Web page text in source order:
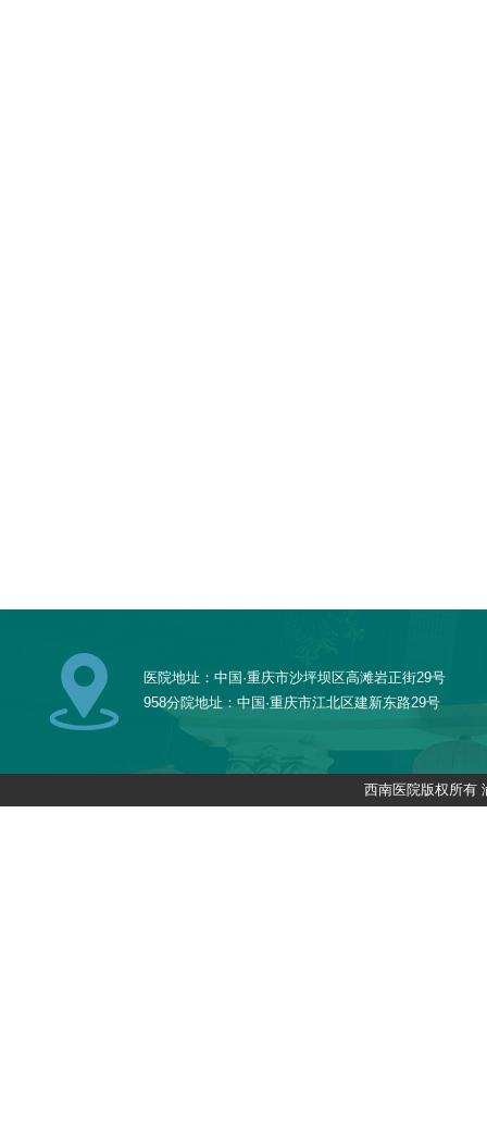
医院地址：中国·重庆市沙坪坝区高滩岩正街29号
958分院地址：中国·重庆市江北区建新东路29号
西南医院版权所有